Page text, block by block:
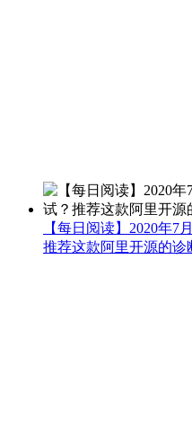
【每日阅读】2020年7
推荐这款阿里开源的诊